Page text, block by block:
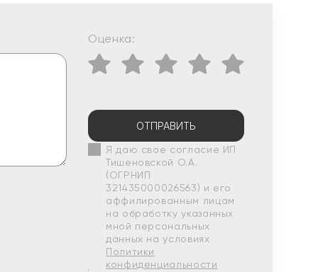
Оценка:
ОТПРАВИТЬ
Я даю свое согласие ИП
Тишеновской О.А.
(ОГРНИП
321435000026563) и его
аффилированным лицам
на обработку указанных
мной персональных
данных на условиях
Политики
конфиденциальности